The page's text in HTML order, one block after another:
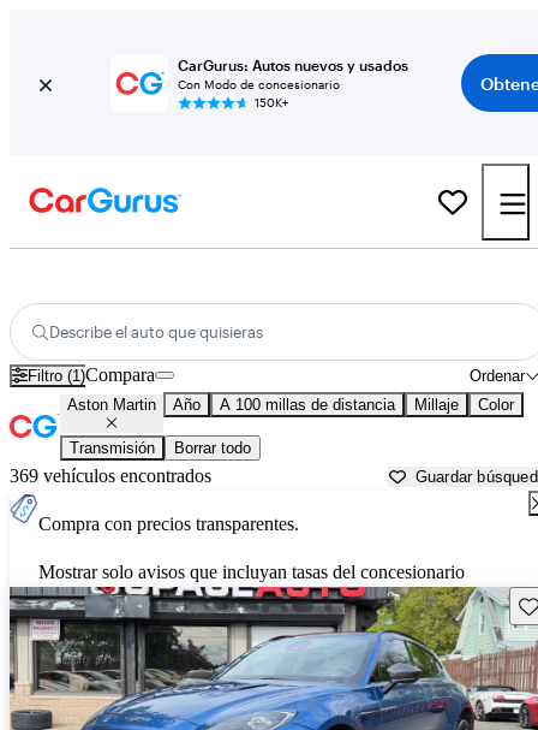
CarGurus: Autos nuevos y usados
Con Modo de concesionario
150K+
Describe el auto que quisieras
Filtro (1) Ordenar
Compara
Aston Martin Año A 100 millas de distancia Millaje Color
Transmisión Borrar todo
369 vehículos encontrados Guardar
Compra con precios transparentes.
Mostrar solo avisos que incluyan tasas del concesionario